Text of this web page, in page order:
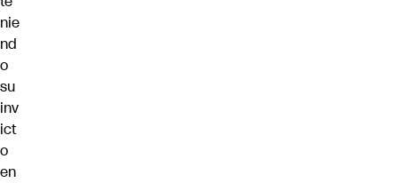
nie
nd
o
su
inv
ict
o
en